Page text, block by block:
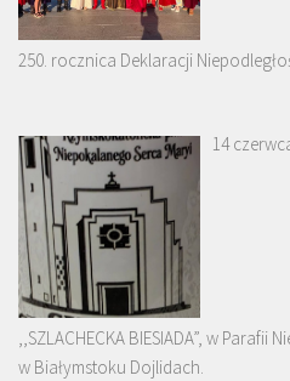
250. rocznica Deklaracji
14
,,SZLACHECKA BIESIADA”, w Parafii
w Białymstoku Dojlidach.